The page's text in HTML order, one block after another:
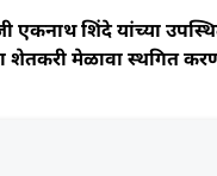
एकनाथ शिंदे यांच्या
मेळावा स्थगित